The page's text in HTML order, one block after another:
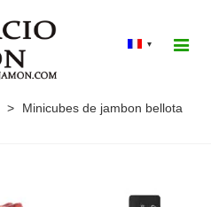
▾
>
Minicubes de jambon bellota